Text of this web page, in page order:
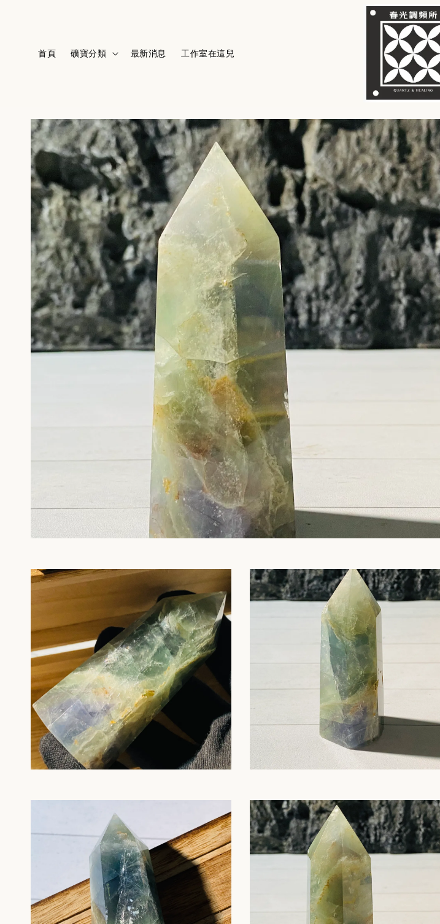
首頁 礦寶分類 最新消息 工作室在這兒